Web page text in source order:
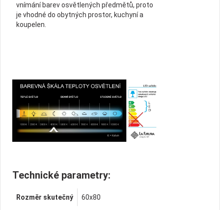
vnímání barev osvětlených předmětů, proto
je vhodné do obytných prostor, kuchyní a
koupelen.
Technické parametry:
Rozměr skutečný 60x80